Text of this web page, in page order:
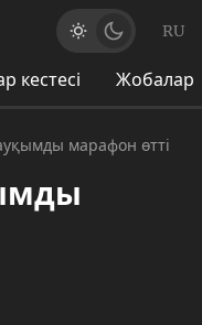
RU
кестесі Жобалар
марафон өтті